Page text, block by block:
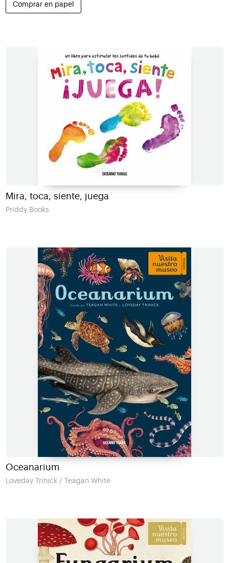
Comprar en papel
Mira, toca, siente, juega
Priddy Books
Oceanarium
Loveday Trinick / Teagan White